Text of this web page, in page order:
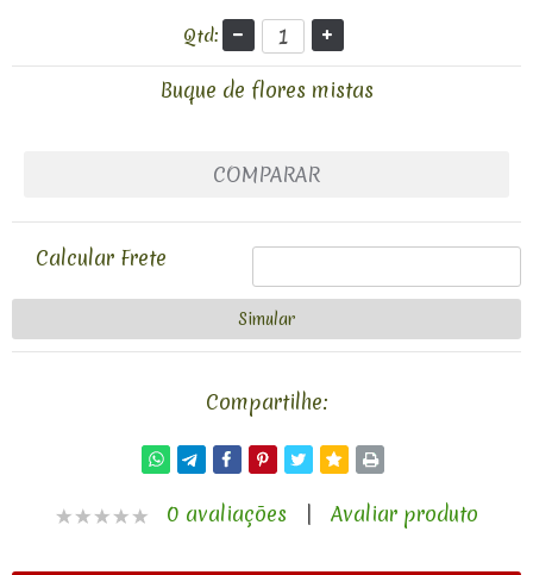
Qtd:
Buque de flores mistas
COMPARAR
Calcular Frete
Compartilhe:
0 avaliações | Avaliar produto